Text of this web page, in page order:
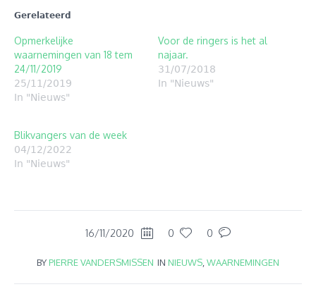
Gerelateerd
Opmerkelijke
waarnemingen van 18 tem
24/11/2019
25/11/2019
In "Nieuws"
Voor de ringers is het al
najaar.
31/07/2018
In "Nieuws"
Blikvangers van de week
04/12/2022
In "Nieuws"
16/11/2020 0 0
BYPIERRE VANDERSMISSEN IN NIEUWS WAARNEMINGEN